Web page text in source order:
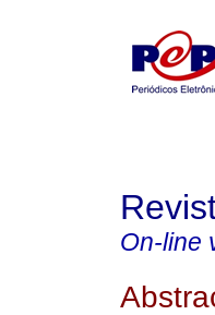
On-line